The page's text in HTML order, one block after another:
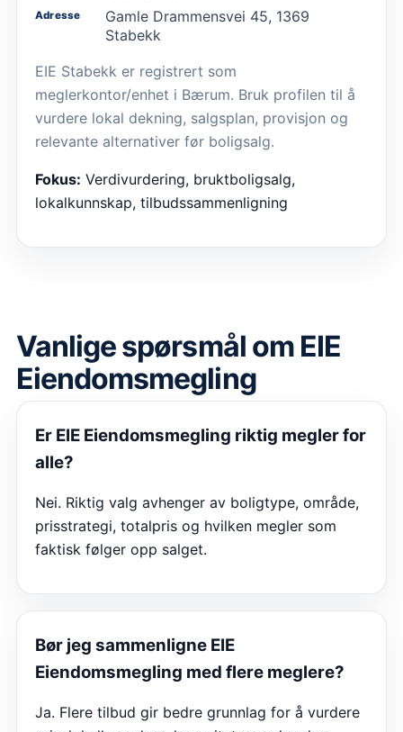
Adresse
Gamle Drammensvei 45, 1369
Stabekk
EIE Stabekk er registrert som
meglerkontor/enhet i Bærum. Bruk profilen til å
vurdere lokal dekning, salgsplan, provisjon og
relevante alternativer før boligsalg.
Fokus: Verdivurdering, bruktboligsalg,
lokalkunnskap, tilbudssammenligning
Vanlige spørsmål om EIE
Eiendomsmegling
Er EIE Eiendomsmegling riktig megler for
alle?
Nei. Riktig valg avhenger av boligtype, område,
prisstrategi, totalpris og hvilken megler som
faktisk følger opp salget.
Bør jeg sammenligne EIE
Eiendomsmegling med flere meglere?
Ja. Flere tilbud gir bedre grunnlag for å vurdere